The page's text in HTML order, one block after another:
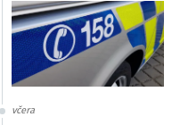
včera